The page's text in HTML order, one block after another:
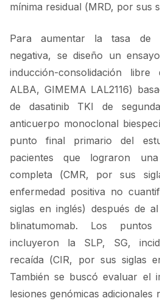
mínima residual (MRD, por sus
Para aumentar la tasa de
negativa, se diseño un
inducción-consolidación
ALBA, GIMEMA LAL2116)
de dasatinib TKI de
anticuerpo monoclonal
punto final primario del
pacientes que lograron
completa (CMR, por sus
enfermedad positiva no
siglas en inglés) después de
blinatumomab. Los puntos
incluyeron la SLP, SG,
recaída (CIR, por sus siglas
También se buscó evaluar el
lesiones genómicas adicionales